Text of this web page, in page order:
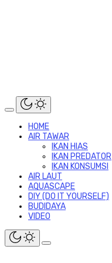
HOME
AIR TAWAR
IKAN HIAS
IKAN PREDATOR
IKAN KONSUMSI
AIR LAUT
AQUASCAPE
DIY (DO IT YOURSELF)
BUDIDAYA
VIDEO